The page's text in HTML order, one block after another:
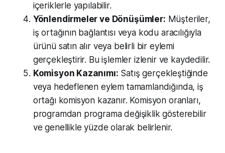
içeriklerle yapılabilir.
Yönlendirmeler ve Dönüşümler: Müşteriler,
iş ortağının bağlantısı veya kodu aracılığıyla
ürünü satın alır veya belirli bir eylemi
gerçekleştirir. Bu işlemler izlenir ve kaydedilir.
Komisyon Kazanımı: Satış gerçekleştiğinde
veya hedeflenen eylem tamamlandığında, iş
ortağı komisyon kazanır. Komisyon oranları,
programdan programa değişiklik gösterebilir
ve genellikle yüzde olarak belirlenir.